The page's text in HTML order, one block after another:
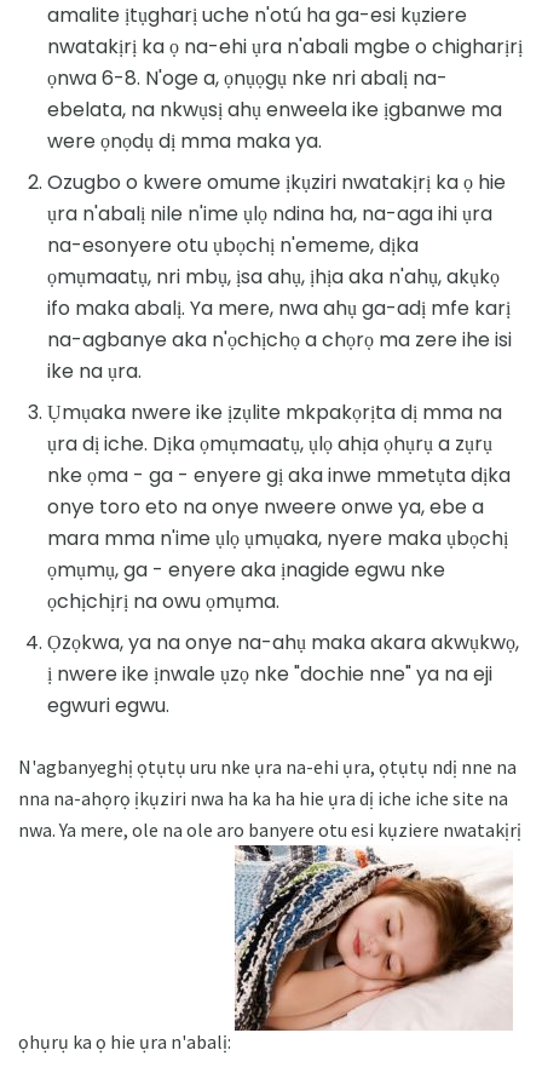
amalite ịtụgharị uche n'otú ha ga-esi kụziere
nwatakịrị ka ọ na-ehi ụra n'abali mgbe o chigharịrị
ọnwa 6-8. N'oge a, ọnụọgụ nke nri abalị na-
ebelata, na nkwụsị ahụ enweela ike ịgbanwe ma
were ọnọdụ dị mma maka ya.
Ozugbo o kwere omume ịkụziri nwatakịrị ka ọ hie
ụra n'abalị nile n'ime ụlọ ndina ha, na-aga ihi ụra
na-esonyere otu ụbọchị n'ememe, dịka
ọmụmaatụ, nri mbụ, ịsa ahụ, ịhịa aka n'ahụ, akụkọ
ifo maka abalị. Ya mere, nwa ahụ ga-adị mfe karị
na-agbanye aka n'ọchịchọ a chọrọ ma zere ihe isi
ike na ụra.
Ụmụaka nwere ike ịzụlite mkpakọrịta dị mma na
ụra dị iche. Dịka ọmụmaatụ, ụlọ ahịa ọhụrụ a zụrụ
nke ọma - ga - enyere gị aka inwe mmetụta dịka
onye toro eto na onye nweere onwe ya, ebe a
mara mma n'ime ụlọ ụmụaka, nyere maka ụbọchị
ọmụmụ, ga - enyere aka ịnagide egwu nke
ọchịchịrị na owu ọmụma.
Ọzọkwa, ya na onye na-ahụ maka akara akwụkwọ,
ị nwere ike ịnwale ụzọ nke "dochie nne" ya na eji
egwuri egwu.
N'agbanyeghị ọtụtụ uru nke ụra na-ehi ụra, ọtụtụ ndị nne na
nna na-ahọrọ ịkụziri nwa ha ka ha hie ụra dị iche iche site na
nwa. Ya mere, ole na ole aro banyere otu esi kụziere nwatakịrị
ọhụrụ ka ọ hie ụra n'abalị: